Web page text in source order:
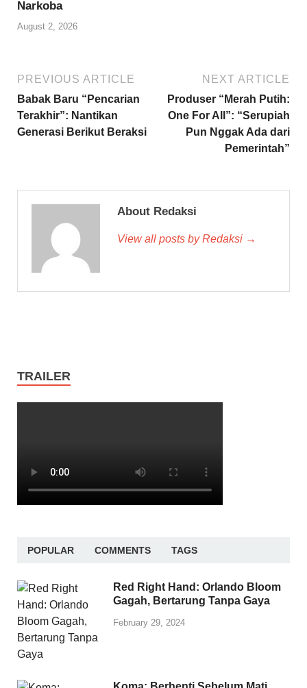
Narkoba
August 2, 2026
PREVIOUS ARTICLE
Babak Baru “Pencarian
Terakhir”: Nantikan
Generasi Berikut Beraksi
NEXT ARTICLE
Produser “Merah Putih:
One For All”: “Serupiah
Pun Nggak Ada dari
Pemerintah”
About Redaksi
View all posts by Redaksi →
TRAILER
POPULAR COMMENTS TAGS
Red Right Hand: Orlando Bloom
Gagah, Bertarung Tanpa Gaya
February 29, 2024